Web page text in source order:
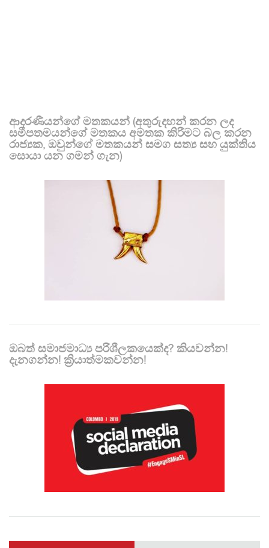
ආදරණීයන්ගේ මතකයන් (අතුරුදහන් කරන ලද
සමීපතමයන්ගේ මතකය අමතක කිරීමට බල කරන
රාජ්‍යක, ඔවුන්ගේ මතකයන් සමග සත්‍ය සහ යුක්තිය
සොයා යන ගමන් ගැන)
ඔබත් සමාජමාධ්‍ය පරිශීලකයෙක්ද? කියවන්න!
දැනගන්න! ක්‍රියාත්මකවන්න!